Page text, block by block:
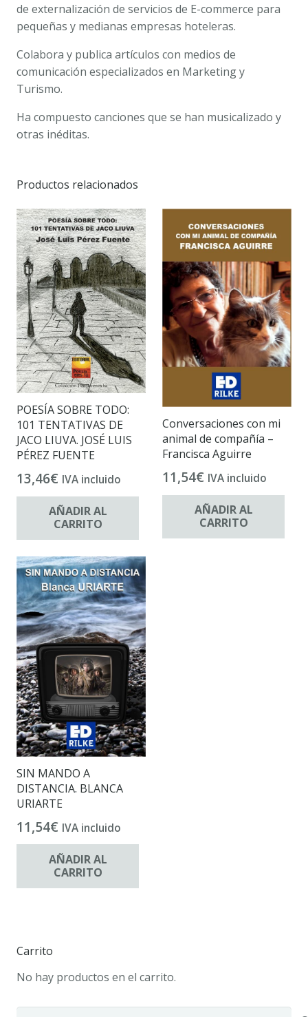
de externalización de servicios de E-commerce para
pequeñas y medianas empresas hoteleras.
Colabora y publica artículos con medios de
comunicación especializados en Marketing y
Turismo.
Ha compuesto canciones que se han musicalizado y
otras inéditas.
Productos relacionados
POESÍA SOBRE TODO:
101 TENTATIVAS DE
JACO LIUVA. JOSÉ LUIS
PÉREZ FUENTE
13,46€ IVA incluido
AÑADIR AL
CARRITO
Conversaciones con mi
animal de compañía –
Francisca Aguirre
11,54€ IVA incluido
AÑADIR AL
CARRITO
SIN MANDO A
DISTANCIA. BLANCA
URIARTE
11,54€ IVA incluido
AÑADIR AL
CARRITO
Carrito
No hay productos en el carrito.